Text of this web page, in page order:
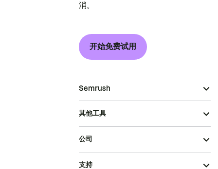
消。
开始免费试用
Semrush
其他工具
公司
支持